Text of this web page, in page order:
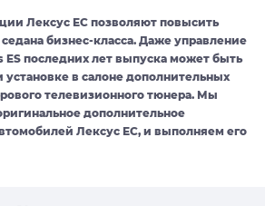
Лексус ЕС позволяют повысить
бизнес-класса. Даже управление
последних лет выпуска может быть
в салоне дополнительных
телевизионного тюнера. Мы
дополнительное
Лексус ЕС, и выполняем его